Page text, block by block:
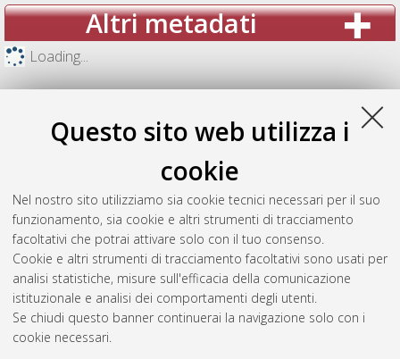
Questo sito web utilizza i
cookie
Nel nostro sito utilizziamo sia cookie tecnici necessari per il suo
funzionamento, sia cookie e altri strumenti di tracciamento
facoltativi che potrai attivare solo con il tuo consenso.
Cookie e altri strumenti di tracciamento facoltativi sono usati per
analisi statistiche, misure sull'efficacia della comunicazione
istituzionale e analisi dei comportamenti degli utenti.
Se chiudi questo banner continuerai la navigazione solo con i
cookie necessari.
Altri metadati
Loading...
Gestione del documento: